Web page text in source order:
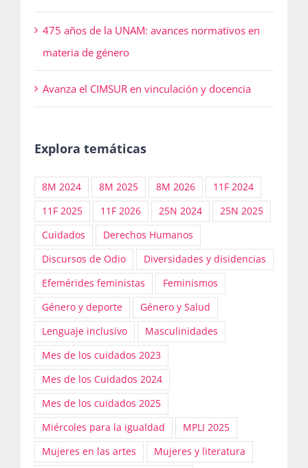
475 años de la UNAM: avances normativos en
materia de género
Avanza el CIMSUR en vinculación y docencia
Explora temáticas
8M 2024 8M 2025 8M 2026
11F 2024
11F 2025
11F 2026 25N 2024
25N 2025
Cuidados
Derechos Humanos
Discursos de Odio
Diversidades y disidencias
Efemérides feministas
Feminismos
Género y deporte
Género y Salud
Lenguaje inclusivo
Masculinidades
Mes de los cuidados 2023
Mes de los Cuidados 2024
Mes de los cuidados 2025
Miércoles para la igualdad
MPLI 2025
Mujeres en las artes
Mujeres y literatura